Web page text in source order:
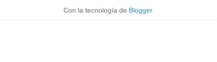
Con la tecnología de Blogger.